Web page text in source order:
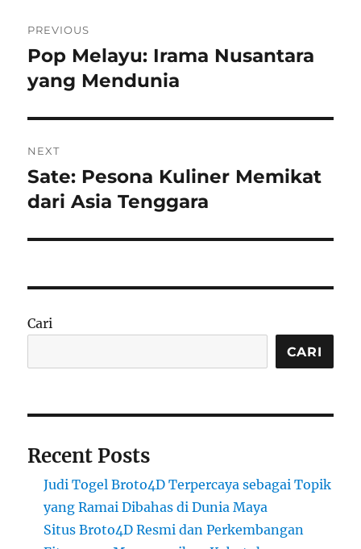
pos
PREVIOUS
Previous
post:
Pop Melayu: Irama Nusantara
yang Mendunia
NEXT
Next
post:
Sate: Pesona Kuliner Memikat
dari Asia Tenggara
Cari
CARI
Recent Posts
Judi Togel Broto4D Terpercaya sebagai Topik
yang Ramai Dibahas di Dunia Maya
Situs Broto4D Resmi dan Perkembangan